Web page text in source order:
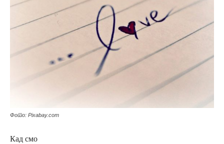
Фото: Pixabay.com
Кад смо